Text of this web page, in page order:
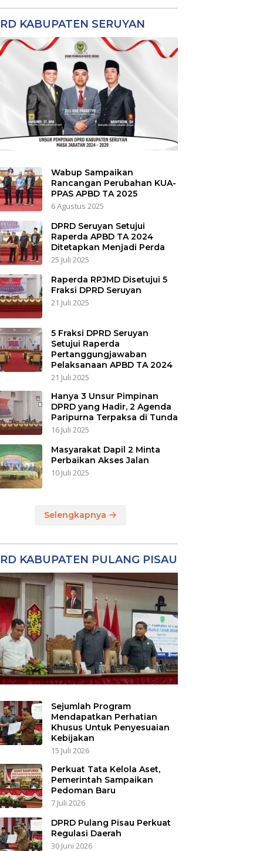
KABUPATEN SERUYAN
Wabup Sampaikan
Rancangan Perubahan KUA-
PPAS APBD TA 2025
6 Agustus 2025
DPRD Seruyan Setujui
Raperda APBD TA 2024
Ditetapkan Menjadi Perda
25 Juli 2025
Raperda RPJMD Disetujui 5
Fraksi DPRD Seruyan
21 Juli 2025
5 Fraksi DPRD Seruyan
Setujui Raperda
Pertanggungjawaban
Pelaksanaan APBD TA 2024
21 Juli 2025
Hanya 3 Unsur Pimpinan
DPRD yang Hadir, 2 Agenda
Paripurna Terpaksa di Tunda
16 Juli 2025
Masyarakat Dapil 2 Minta
Perbaikan Akses Jalan
10 Juli 2025
Selengkapnya
KABUPATEN PULANG PISAU
Sejumlah Program
Mendapatkan Perhatian
Khusus Untuk Penyesuaian
Kebijakan
15 Juli 2026
Perkuat Tata Kelola Aset,
Pemerintah Sampaikan
Pedoman Baru
7 Juli 2026
DPRD Pulang Pisau Perkuat
Regulasi Daerah
30 Juni 2026